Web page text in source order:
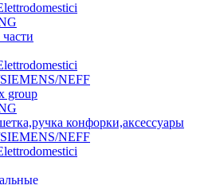
NEFF
group
конфорки,аксессуары
NEFF